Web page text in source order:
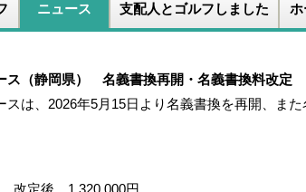
ニュース 支配人とゴルフしました ホ
ス（静岡県） 名義書換再開・名義書換料改定
は、2026年5月15日より名義書換を再開、また
定後 1,320,000円